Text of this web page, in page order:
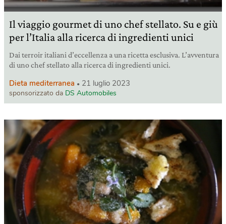
Il viaggio gourmet di uno chef stellato. Su e giù
per l’Italia alla ricerca di ingredienti unici
Dai terroir italiani d’eccellenza a una ricetta esclusiva. L’avventura
di uno chef stellato alla ricerca di ingredienti unici.
Dieta mediterranea 21 luglio 2023
sponsorizzato da DS Automobiles